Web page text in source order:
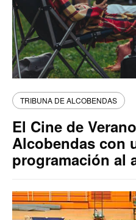
TRIBUNA DE ALCOBENDAS
El Cine de
Alcobendas con
programación al